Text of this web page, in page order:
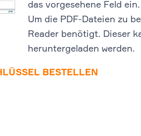
das vorgesehene Feld ein.
Um die PDF-Dateien zu
Reader benötigt. Dieser
heruntergeladen werden.
BESTELLEN